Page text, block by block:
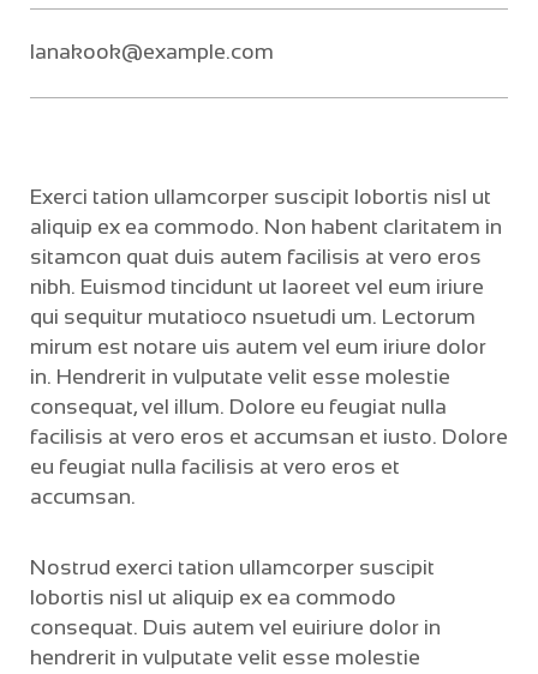
lanakook@example.com
Exerci tation ullamcorper suscipit lobortis nisl ut
aliquip ex ea commodo. Non habent claritatem in
sitamcon quat duis autem facilisis at vero eros
nibh. Euismod tincidunt ut laoreet vel eum iriure
qui sequitur mutatioco nsuetudi um. Lectorum
mirum est notare uis autem vel eum iriure dolor
in. Hendrerit in vulputate velit esse molestie
consequat, vel illum. Dolore eu feugiat nulla
facilisis at vero eros et accumsan et iusto. Dolore
eu feugiat nulla facilisis at vero eros et
accumsan.
Nostrud exerci tation ullamcorper suscipit
lobortis nisl ut aliquip ex ea commodo
consequat. Duis autem vel euiriure dolor in
hendrerit in vulputate velit esse molestie